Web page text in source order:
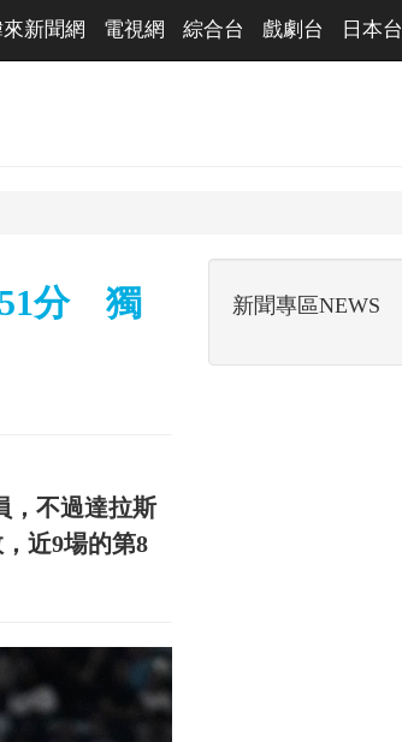
新聞網 電視網 綜合台 戲劇台 日本台
51分 獨
，不過達拉斯
近9場的第8
新聞專區NEWS